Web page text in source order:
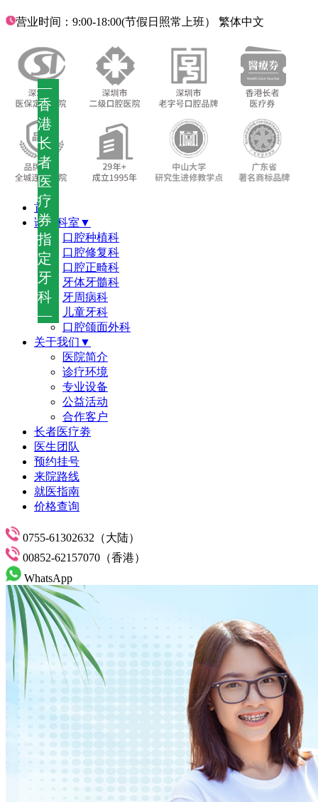
—
香
港
长
者
医
疗
券
指
定
牙
科
—
营业时间：9:00-18:00(节假日照常上班） 繁体中文
首页
诊疗科室▼
口腔种植科
口腔修复科
口腔正畸科
牙体牙髓科
牙周病科
儿童牙科
口腔颌面外科
关于我们▼
医院简介
诊疗环境
专业设备
公益活动
合作客户
长者医疗劵
医生团队
预约挂号
来院路线
就医指南
价格查询
0755-61302632（大陆）
00852-62157070（香港）
WhatsApp